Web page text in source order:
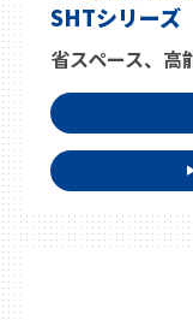
SHTシリーズ
省スペース、高